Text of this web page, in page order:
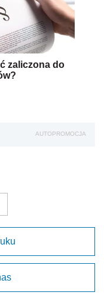
zaliczona do
AUTOPROMOCJA